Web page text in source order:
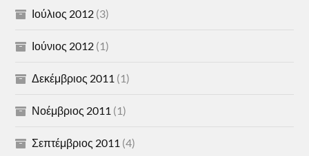
Ιούλιος 2012 (3)
Ιούνιος 2012 (1)
Δεκέμβριος 2011 (1)
Νοέμβριος 2011 (1)
Σεπτέμβριος 2011 (4)